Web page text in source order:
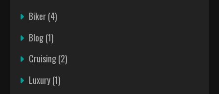
Biker(4)
Blog(1)
Cruising(2)
Luxury(1)